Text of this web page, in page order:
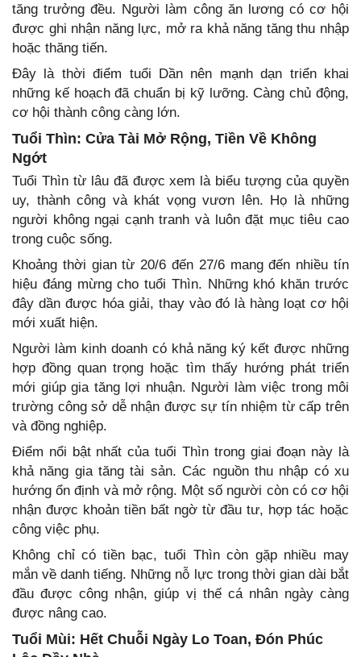
tăng trưởng đều. Người làm công ăn lương có cơ hội
được ghi nhận năng lực, mở ra khả năng tăng thu nhập
hoặc thăng tiến.
Đây là thời điểm tuổi Dần nên mạnh dạn triển khai
những kế hoạch đã chuẩn bị kỹ lưỡng. Càng chủ động,
cơ hội thành công càng lớn.
Tuổi Thìn: Cửa Tài Mở Rộng, Tiền Về Không
Ngớt
Tuổi Thìn từ lâu đã được xem là biểu tượng của quyền
uy, thành công và khát vọng vươn lên. Họ là những
người không ngại cạnh tranh và luôn đặt mục tiêu cao
trong cuộc sống.
Khoảng thời gian từ 20/6 đến 27/6 mang đến nhiều tín
hiệu đáng mừng cho tuổi Thìn. Những khó khăn trước
đây dần được hóa giải, thay vào đó là hàng loạt cơ hội
mới xuất hiện.
Người làm kinh doanh có khả năng ký kết được những
hợp đồng quan trọng hoặc tìm thấy hướng phát triển
mới giúp gia tăng lợi nhuận. Người làm việc trong môi
trường công sở dễ nhận được sự tín nhiệm từ cấp trên
và đồng nghiệp.
Điểm nổi bật nhất của tuổi Thìn trong giai đoạn này là
khả năng gia tăng tài sản. Các nguồn thu nhập có xu
hướng ổn định và mở rộng. Một số người còn có cơ hội
nhận được khoản tiền bất ngờ từ đầu tư, hợp tác hoặc
công việc phụ.
Không chỉ có tiền bạc, tuổi Thìn còn gặp nhiều may
mắn về danh tiếng. Những nỗ lực trong thời gian dài bắt
đầu được công nhận, giúp vị thế cá nhân ngày càng
được nâng cao.
Tuổi Mùi: Hết Chuỗi Ngày Lo Toan, Đón Phúc